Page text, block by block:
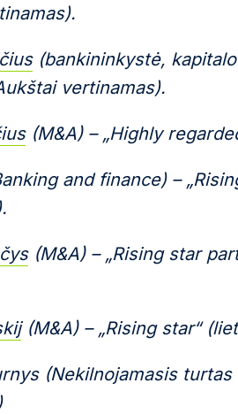
(bankininkystė,
vertinamas).
(M&A) – „Highly
and finance) –
(M&A) – „Rising star
(M&A) – „Rising star“
(Nekilnojamasis turtas